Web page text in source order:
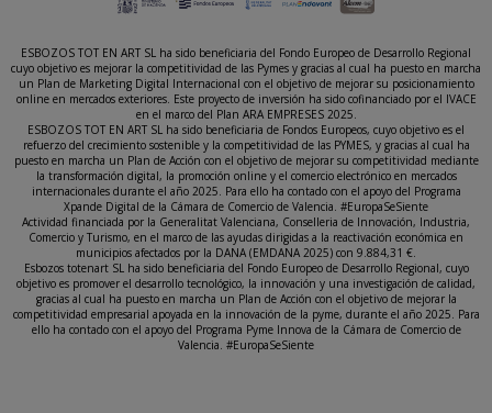
ESBOZOS TOT EN ART SL ha sido beneficiaria del Fondo Europeo de Desarrollo Regional
cuyo objetivo es mejorar la competitividad de las Pymes y gracias al cual ha puesto en marcha
un Plan de Marketing Digital Internacional con el objetivo de mejorar su posicionamiento
online en mercados exteriores. Este proyecto de inversión ha sido cofinanciado por el IVACE
en el marco del Plan ARA EMPRESES 2025.
ESBOZOS TOT EN ART SL ha sido beneficiaria de Fondos Europeos, cuyo objetivo es el
refuerzo del crecimiento sostenible y la competitividad de las PYMES, y gracias al cual ha
puesto en marcha un Plan de Acción con el objetivo de mejorar su competitividad mediante
la transformación digital, la promoción online y el comercio electrónico en mercados
internacionales durante el año 2025. Para ello ha contado con el apoyo del Programa
Xpande Digital de la Cámara de Comercio de Valencia. #EuropaSeSiente
Actividad financiada por la Generalitat Valenciana, Conselleria de Innovación, Industria,
Comercio y Turismo, en el marco de las ayudas dirigidas a la reactivación económica en
municipios afectados por la DANA (EMDANA 2025) con 9.884,31 €.
Esbozos totenart SL ha sido beneficiaria del Fondo Europeo de Desarrollo Regional, cuyo
objetivo es promover el desarrollo tecnológico, la innovación y una investigación de calidad,
gracias al cual ha puesto en marcha un Plan de Acción con el objetivo de mejorar la
competitividad empresarial apoyada en la innovación de la pyme, durante el año 2025. Para
ello ha contado con el apoyo del Programa Pyme Innova de la Cámara de Comercio de
Valencia. #EuropaSeSiente